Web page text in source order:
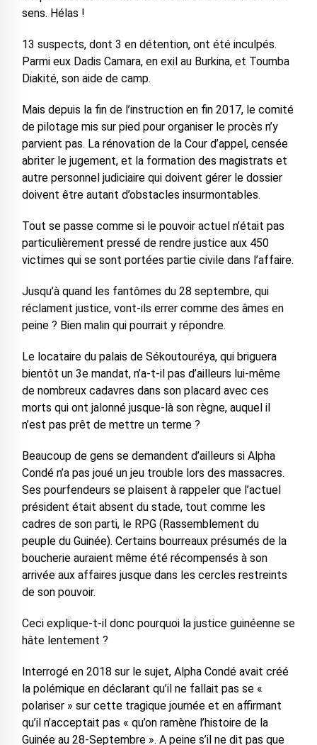
sens. Hélas !
13 suspects, dont 3 en détention, ont été inculpés.
Parmi eux Dadis Camara, en exil au Burkina, et Toumba
Diakité, son aide de camp.
Mais depuis la fin de l’instruction en fin 2017, le comité
de pilotage mis sur pied pour organiser le procès n’y
parvient pas. La rénovation de la Cour d’appel, censée
abriter le jugement, et la formation des magistrats et
autre personnel judiciaire qui doivent gérer le dossier
doivent être autant d’obstacles insurmontables.
Tout se passe comme si le pouvoir actuel n’était pas
particulièrement pressé de rendre justice aux 450
victimes qui se sont portées partie civile dans l’affaire.
Jusqu’à quand les fantômes du 28 septembre, qui
réclament justice, vont-ils errer comme des âmes en
peine ? Bien malin qui pourrait y répondre.
Le locataire du palais de Sékoutouréya, qui briguera
bientôt un 3e mandat, n’a-t-il pas d’ailleurs lui-même
de nombreux cadavres dans son placard avec ces
morts qui ont jalonné jusque-là son règne, auquel il
n’est pas prêt de mettre un terme ?
Beaucoup de gens se demandent d’ailleurs si Alpha
Condé n’a pas joué un jeu trouble lors des massacres.
Ses pourfendeurs se plaisent à rappeler que l’actuel
président était absent du stade, tout comme les
cadres de son parti, le RPG (Rassemblement du
peuple du Guinée). Certains bourreaux présumés de la
boucherie auraient même été récompensés à son
arrivée aux affaires jusque dans les cercles restreints
de son pouvoir.
Ceci explique-t-il donc pourquoi la justice guinéenne se
hâte lentement ?
Interrogé en 2018 sur le sujet, Alpha Condé avait créé
la polémique en déclarant qu’il ne fallait pas se «
polariser » sur cette tragique journée et en affirmant
qu’il n’acceptait pas « qu’on ramène l’histoire de la
Guinée au 28-Septembre ». A peine s’il ne dit pas que